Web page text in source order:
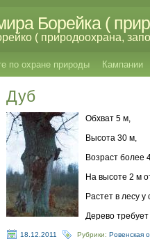
Борейка (
( природоохрана,
по охране природы Кампании
Дуб
Обхват 5 м,
Высота 30 м,
Возраст более
На высоте 2 м
Растет в лесу
Дерево
18.12.2011 Рубрики:Ровенская